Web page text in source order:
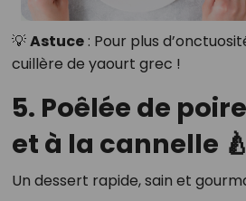
💡Astuce: Pour plus
cuillère de yaourt grec !
5. Poêlée de
et à la cannelle 🍐
Un dessert rapide, sain et